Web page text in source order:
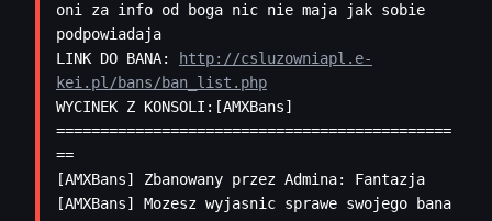
oni za info od boga nic nie maja jak sobie
podpowiadaja
LINK DO BANA:
http://csluzowniapl.e-
kei.pl/bans/ban_list.php
WYCINEK Z KONSOLI:[AMXBans]
=============================================
==
[AMXBans] Zbanowany przez Admina: Fantazja
[AMXBans] Mozesz wyjasnic sprawe swojego bana